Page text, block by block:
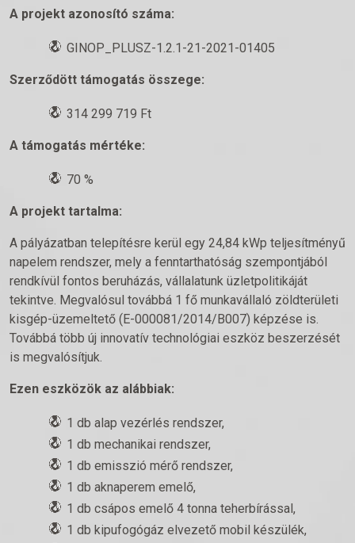
A projekt azonosító száma:
GINOP_PLUSZ-1.2.1-21-2021-01405
Szerződött támogatás összege:
314 299 719 Ft
A támogatás mértéke:
70 %
A projekt tartalma:
A pályázatban telepítésre kerül egy 24,84 kWp teljesítményű
napelem rendszer, mely a fenntarthatóság szempontjából
rendkívül fontos beruházás, vállalatunk üzletpolitikáját
tekintve. Megvalósul továbbá 1 fő munkavállaló zöldterületi
kisgép-üzemeltető (E-000081/2014/B007) képzése is.
Továbbá több új innovatív technológiai eszköz beszerzését
is megvalósítjuk.
Ezen eszközök az alábbiak:
1 db alap vezérlés rendszer,
1 db mechanikai rendszer,
1 db emisszió mérő rendszer,
1 db aknaperem emelő,
1 db csápos emelő 4 tonna teherbírással,
1 db kipufogógáz elvezető mobil készülék,